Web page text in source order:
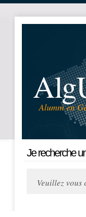
Alumni en
Je recherche
Veuillez vous